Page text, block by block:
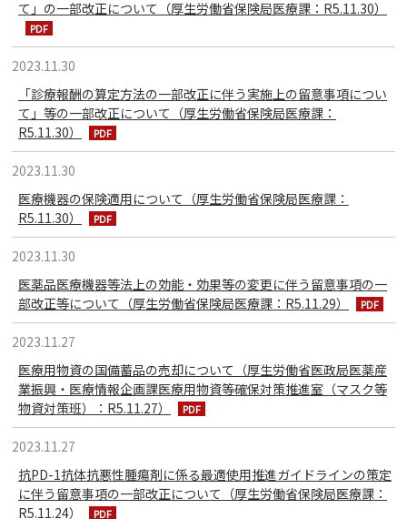
て」の一部改正について（厚生労働省保険局医療課：R5.11.30）
2023.11.30
「診療報酬の算定方法の一部改正に伴う実施上の留意事項につい
て」等の一部改正について（厚生労働省保険局医療課：
R5.11.30）
2023.11.30
医療機器の保険適用について（厚生労働省保険局医療課：
R5.11.30）
2023.11.30
医薬品医療機器等法上の効能・効果等の変更に伴う留意事項の一
部改正等について（厚生労働省保険局医療課：R5.11.29）
2023.11.27
医療用物資の国備蓄品の売却について（厚生労働省医政局医薬産
業振興・医療情報企画課医療用物資等確保対策推進室（マスク等
物資対策班）：R5.11.27）
2023.11.27
抗PD-1抗体抗悪性腫瘍剤に係る最適使用推進ガイドラインの策定
に伴う留意事項の一部改正について（厚生労働省保険局医療課：
R5.11.24）